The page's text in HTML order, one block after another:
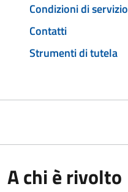
Condizioni di servizio
Contatti
Strumenti di tutela
A chi è rivolto